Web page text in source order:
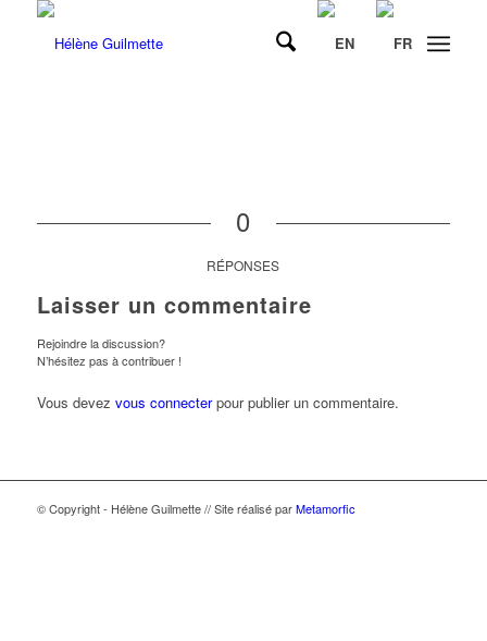
0
RÉPONSES
Laisser un commentaire
Rejoindre la discussion?
N’hésitez pas à contribuer !
Vous devez vous connecterpour publier un commentaire.
© Copyright - Hélène Guilmette // Site réalisé parMetamorfic